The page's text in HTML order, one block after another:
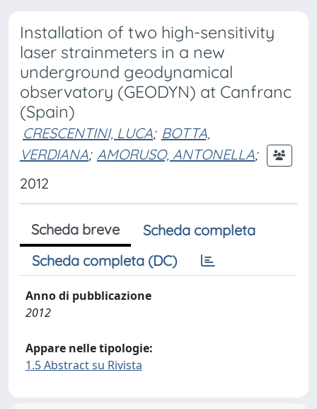
Installation of two high-sensitivity
laser strainmeters in a new
underground geodynamical
observatory (GEODYN) at Canfranc
(Spain)
CRESCENTINI, LUCA; BOTTA,
VERDIANA; AMORUSO, ANTONELLA;
2012
Scheda breve
Scheda completa
Scheda completa (DC)
Anno di pubblicazione
2012
Appare nelle tipologie:
1.5 Abstract su Rivista